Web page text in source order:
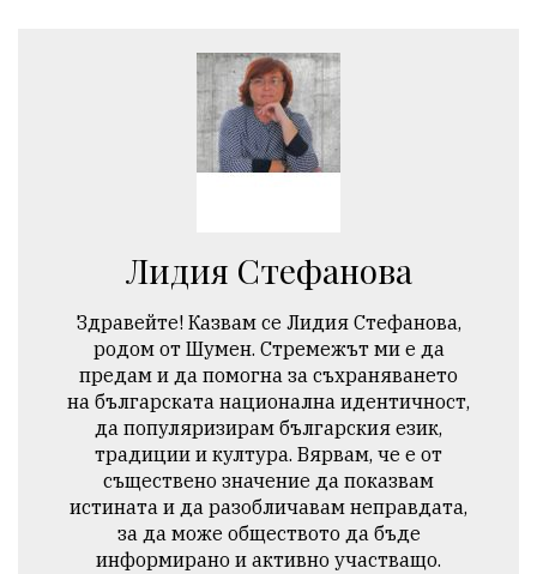
Лидия Стефанова
Здравейте! Казвам се Лидия Стефанова,
родом от Шумен. Стремежът ми е да
предам и да помогна за съхраняването
на българската национална идентичност,
да популяризирам българския език,
традиции и култура. Вярвам, че е от
съществено значение да показвам
истината и да разобличавам неправдата,
за да може обществото да бъде
информирано и активно участващо.